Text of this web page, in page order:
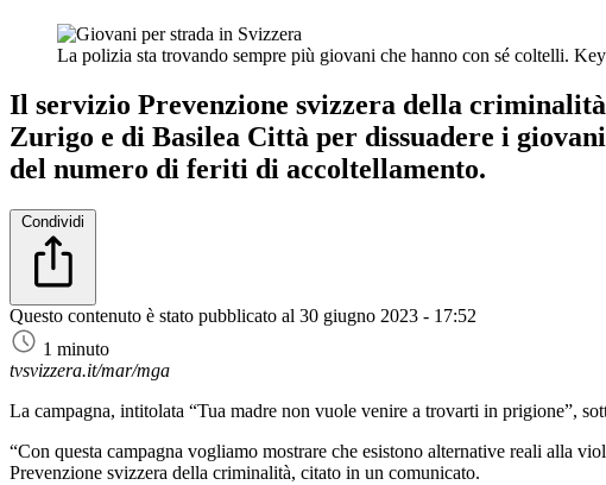
La polizia sta trovando sempre più giovani che hanno con sé coltelli.
Il servizio Prevenzione svizzera della
Zurigo e di Basilea Città per dissuadere i
del numero di feriti di accoltellamento.
Condividi
Questo contenuto è stato pubblicato al 30 giugno 2023 - 17:52
1 minuto
tvsvizzera.it/mar/mga
La campagna, intitolata “Tua madre non vuole venire a trovarti in prigione”,
“Con questa campagna vogliamo mostrare che esistono alternative reali alla
Prevenzione svizzera della criminalità, citato in un comunicato.